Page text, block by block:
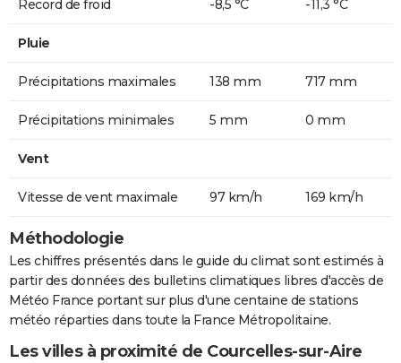
Record de froid -8,5 °C -11,3 °C
Pluie
Précipitations maximales 138 mm 717 mm
Précipitations minimales 5 mm 0 mm
Vent
Vitesse de vent maximale 97 km/h 169 km/h
Méthodologie
Les chiffres présentés dans le guide du climat sont estimés à
partir des données des bulletins climatiques libres d'accès de
Météo France portant sur plus d'une centaine de stations
météo réparties dans toute la France Métropolitaine.
Les villes à proximité de Courcelles-sur-Aire